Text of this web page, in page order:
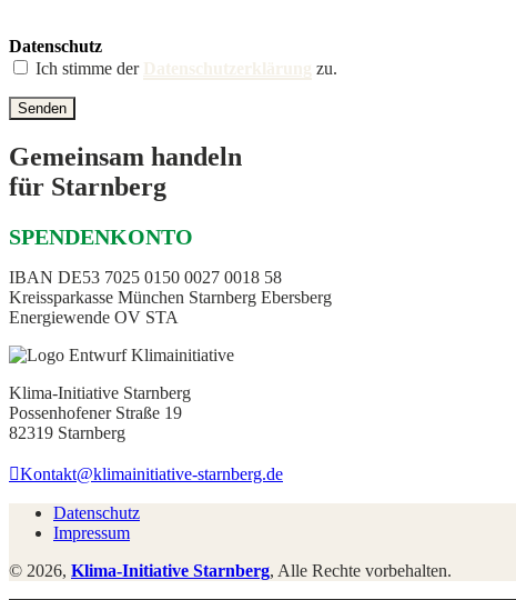
Datenschutz
Ich stimme der Datenschutzerklärung zu.
Gemeinsam handeln
für Starnberg
SPENDENKONTO
IBAN DE53 7025 0150 0027 0018 58
Kreissparkasse München Starnberg Ebersberg
Energiewende OV STA
Klima-Initiative Starnberg
Possenhofener Straße 19
82319 Starnberg
Kontakt@klimainitiative-starnberg.de
Datenschutz
Impressum
© 2026, Klima-Initiative Starnberg, Alle Rechte vorbehalten.